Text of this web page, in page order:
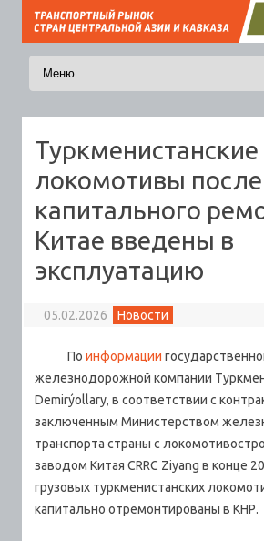
Перейти к содержимому
Туркменистанские
локомотивы после
капитального
Китае введены в
эксплуатацию
05.02.2026 Новости
По информации
железнодорожной компании
Demirýollary, в соответствии с
заключенным Министерством
транспорта страны с
заводом Китая CRRC Ziyang в конце
грузовых туркменистанских
капитально отремонтированы в КНР.